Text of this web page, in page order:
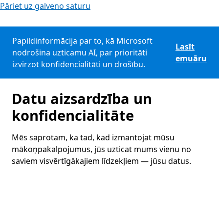
Pāriet uz galveno saturu
Papildinformācija par to, kā Microsoft
nodrošina uzticamu AI, par prioritāti
izvirzot konfidencialitāti un drošību.
Lasīt
emuāru
Datu aizsardzība un
konfidencialitāte
Mēs saprotam, ka tad, kad izmantojat mūsu
mākoņpakalpojumus, jūs uzticat mums vienu no
saviem visvērtīgākajiem līdzekļiem — jūsu datus.